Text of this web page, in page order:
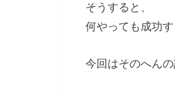
そうすると、
何やっても成功す
今回はそのへんの